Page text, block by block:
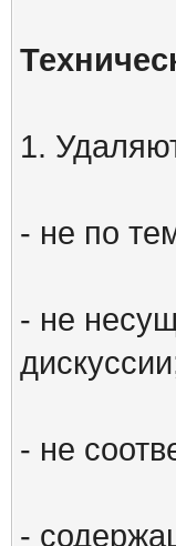
1.
- не по
- не
- не
-